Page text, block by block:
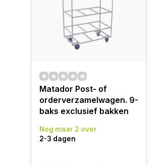
Matador Post- of
orderverzamelwagen. 9-
baks exclusief bakken
Nog maar 2 over
2-3 dagen